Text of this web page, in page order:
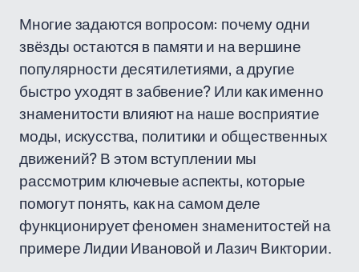
Многие задаются вопросом: почему одни
звёзды остаются в памяти и на вершине
популярности десятилетиями, а другие
быстро уходят в забвение? Или как именно
знаменитости влияют на наше восприятие
моды, искусства, политики и общественных
движений? В этом вступлении мы
рассмотрим ключевые аспекты, которые
помогут понять, как на самом деле
функционирует феномен знаменитостей на
примере Лидии Ивановой и Лазич Виктории.